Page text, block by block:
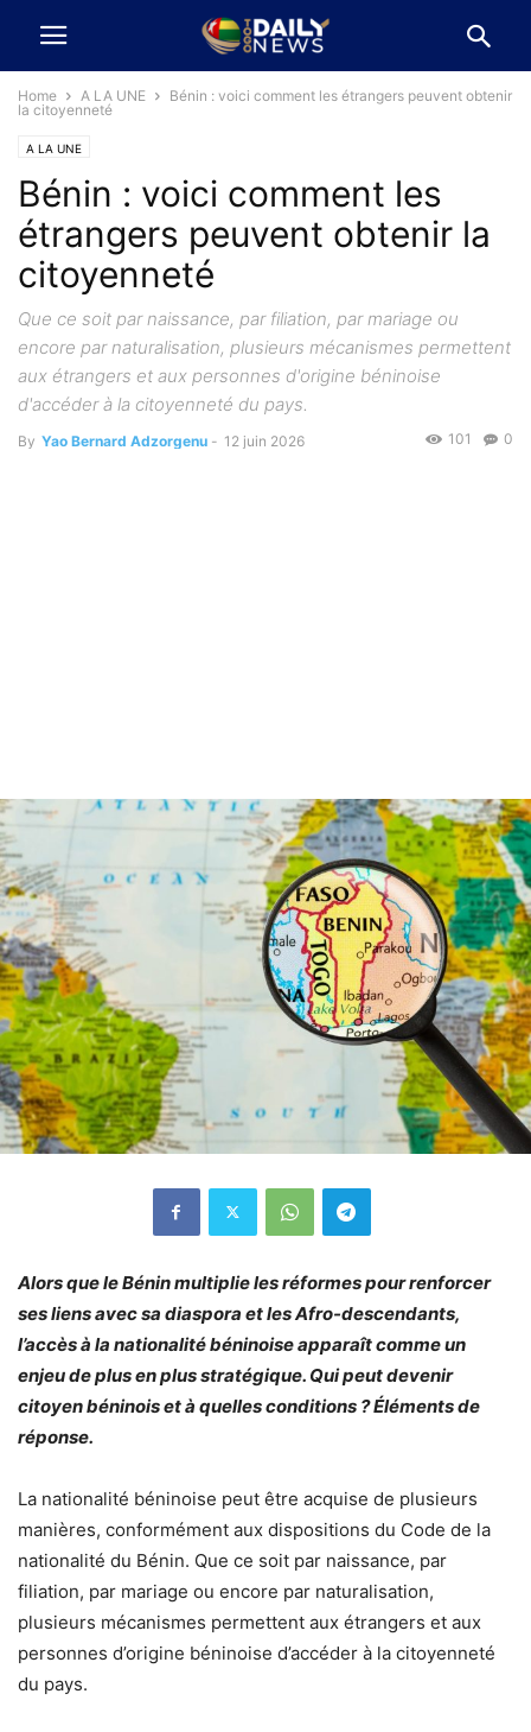
Home A LA UNE
Bénin : voici comment les étrangers peuvent obtenir
la citoyenneté
A LA UNE
Bénin : voici comment les
étrangers peuvent obtenir la
citoyenneté
Que ce soit par naissance, par filiation, par mariage ou
encore par naturalisation, plusieurs mécanismes permettent
aux étrangers et aux personnes d'origine béninoise
d'accéder à la citoyenneté du pays.
By Yao Bernard Adzorgenu - 12 juin 2026 0
101
Alors que le Bénin multiplie les réformes pour renforcer
ses liens avec sa diaspora et les Afro-descendants,
l’accès à la nationalité béninoise apparaît comme un
enjeu de plus en plus stratégique. Qui peut devenir
citoyen béninois et à quelles conditions ? Éléments de
réponse.
La nationalité béninoise peut être acquise de plusieurs
manières, conformément aux dispositions du Code de la
nationalité du Bénin. Que ce soit par naissance, par
filiation, par mariage ou encore par naturalisation,
plusieurs mécanismes permettent aux étrangers et aux
personnes d’origine béninoise d’accéder à la citoyenneté
du pays.